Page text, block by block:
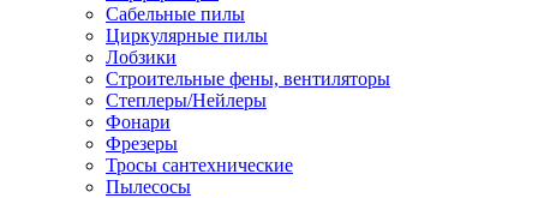
Сабельные пилы
Циркулярные пилы
Лобзики
Строительные фены, вентиляторы
Степлеры/Нейлеры
Фонари
Фрезеры
Тросы сантехнические
Пылесосы